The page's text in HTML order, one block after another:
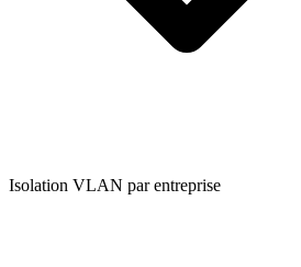
Isolation VLAN par entreprise